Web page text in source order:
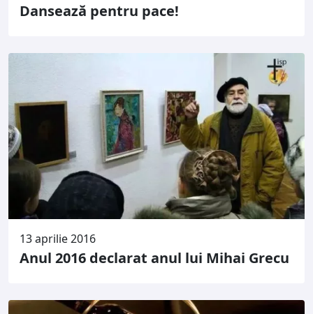
Dansează pentru pace!
13 aprilie 2016
Anul 2016 declarat anul lui Mihai Grecu